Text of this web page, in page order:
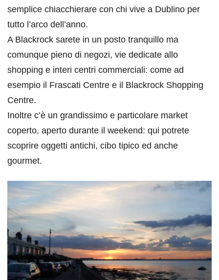
semplice chiacchierare con chi vive a Dublino per
tutto l’arco dell’anno.
A Blackrock sarete in un posto tranquillo ma
comunque pieno di negozi, vie dedicate allo
shopping e interi centri commerciali: come ad
esempio il Frascati Centre e il Blackrock Shopping
Centre.
Inoltre c’è un grandissimo e particolare market
coperto, aperto durante il weekend: qui potrete
scoprire oggetti antichi, cibo tipico ed anche
gourmet.